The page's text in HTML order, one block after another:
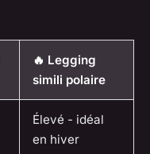
🔥 Legging
simili polaire
Élevé - idéal
en hiver